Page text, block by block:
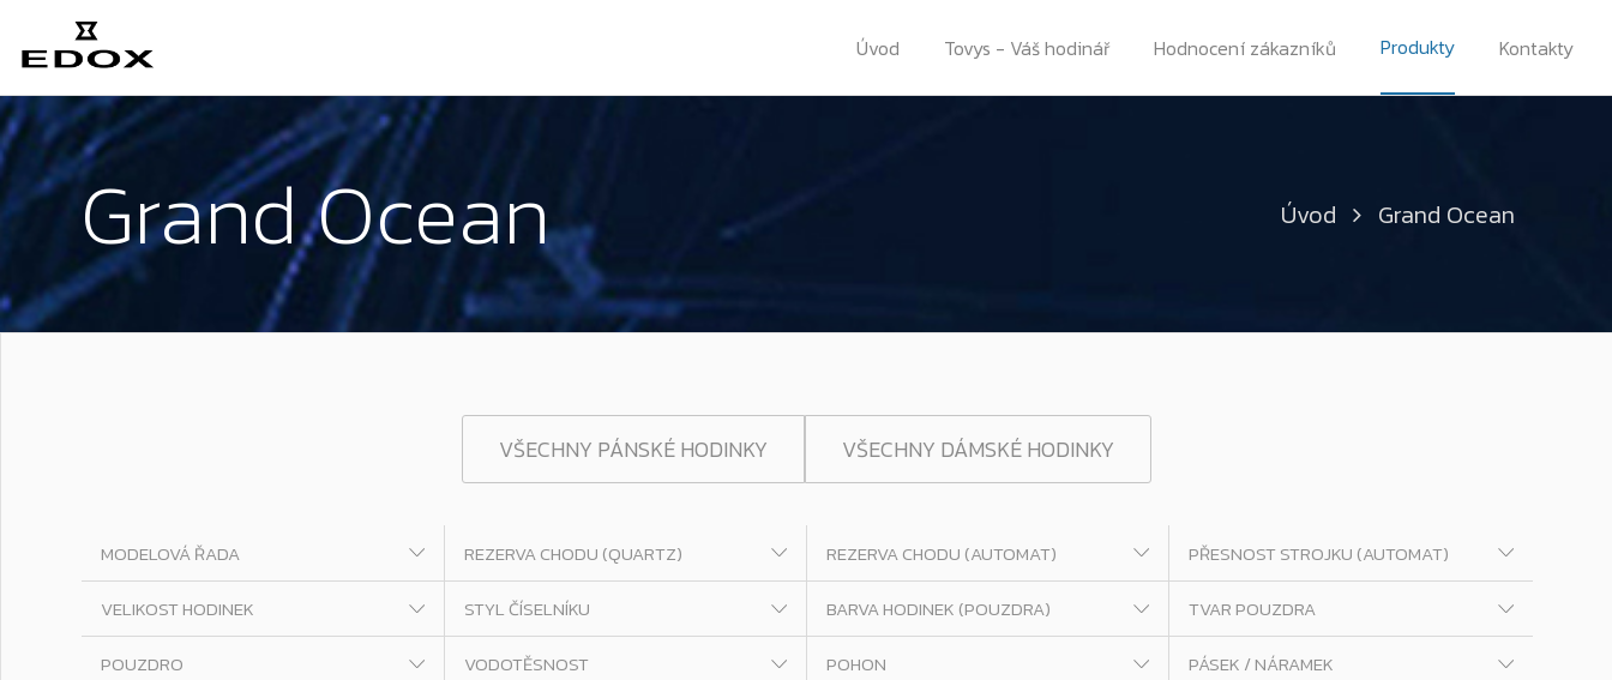
Úvod Tovys - Váš hodinář Hodnocení zákazníků Produkty Kontakty
Grand Ocean Úvod Grand Ocean
VŠECHNY PÁNSKÉ HODINKY VŠECHNY DÁMSKÉ HODINKY
MODELOVÁ ŘADA REZERVA CHODU (QUARTZ) REZERVA CHODU (AUTOMAT) PŘESNOST STROJKU (AUTOMAT)
VELIKOST HODINEK STYL ČÍSELNÍKU BARVA HODINEK (POUZDRA)
TVAR POUZDRA
POUZDRO
VODOTĚSNOST POHON
PÁSEK / NÁRAMEK